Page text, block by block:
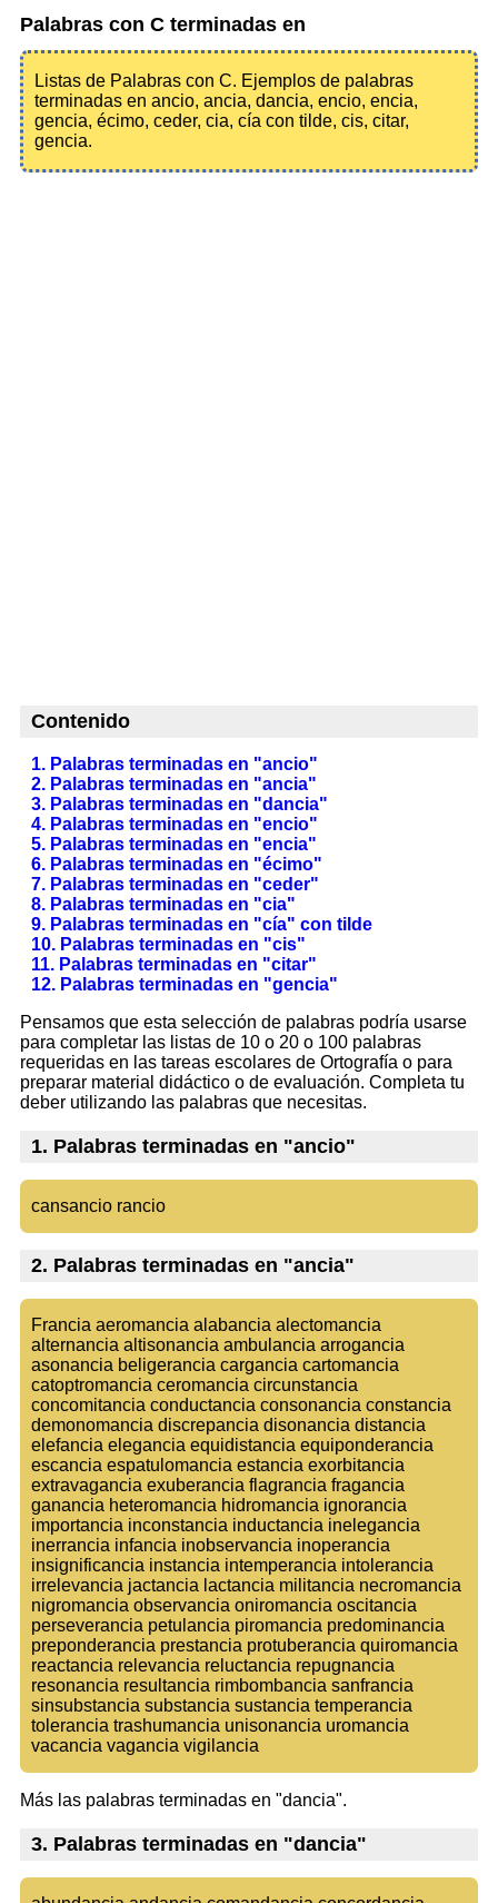
Palabras con C terminadas en
Listas de Palabras con C. Ejemplos de palabras
terminadas en ancio, ancia, dancia, encio, encia,
gencia, écimo, ceder, cia, cía con tilde, cis, citar,
gencia.
Contenido
1. Palabras terminadas en "ancio"
2. Palabras terminadas en "ancia"
3. Palabras terminadas en "dancia"
4. Palabras terminadas en "encio"
5. Palabras terminadas en "encia"
6. Palabras terminadas en "écimo"
7. Palabras terminadas en "ceder"
8. Palabras terminadas en "cia"
9. Palabras terminadas en "cía" con tilde
10. Palabras terminadas en "cis"
11. Palabras terminadas en "citar"
12. Palabras terminadas en "gencia"
Pensamos que esta selección de palabras podría usarse
para completar las listas de 10 o 20 o 100 palabras
requeridas en las tareas escolares de Ortografía o para
preparar material didáctico o de evaluación. Completa tu
deber utilizando las palabras que necesitas.
1. Palabras terminadas en "ancio"
cansancio rancio
2. Palabras terminadas en "ancia"
Francia aeromancia alabancia alectomancia
alternancia altisonancia ambulancia arrogancia
asonancia beligerancia cargancia cartomancia
catoptromancia ceromancia circunstancia
concomitancia conductancia consonancia constancia
demonomancia discrepancia disonancia distancia
elefancia elegancia equidistancia equiponderancia
escancia espatulomancia estancia exorbitancia
extravagancia exuberancia flagrancia fragancia
ganancia heteromancia hidromancia ignorancia
importancia inconstancia inductancia inelegancia
inerrancia infancia inobservancia inoperancia
insignificancia instancia intemperancia intolerancia
irrelevancia jactancia lactancia militancia necromancia
nigromancia observancia oniromancia oscitancia
perseverancia petulancia piromancia predominancia
preponderancia prestancia protuberancia quiromancia
reactancia relevancia reluctancia repugnancia
resonancia resultancia rimbombancia sanfrancia
sinsubstancia substancia sustancia temperancia
tolerancia trashumancia unisonancia uromancia
vacancia vagancia vigilancia
Más las palabras terminadas en "dancia".
3. Palabras terminadas en "dancia"